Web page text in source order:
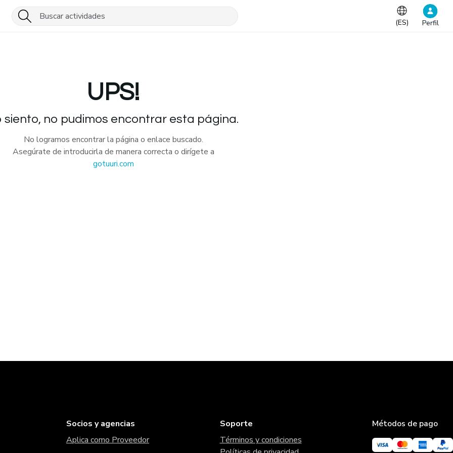
(ES) Perfil
UPS!
siento, no pudimos encontrar esta página.
No logramos encontrar la página o enlace buscado.
Asegúrate de introducirla de manera correcta o dirígete a
gotuuri.com
Socios y agencias
Aplica como Proveedor
Soporte
Términos y condiciones
Métodos de pago